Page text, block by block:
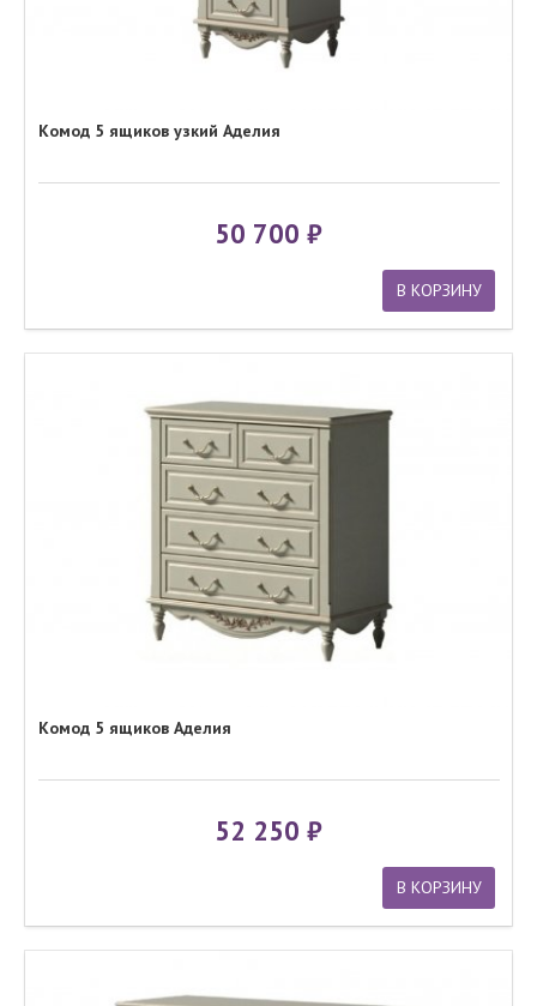
Комод 5 ящиков узкий Аделия
50 700
В КОРЗИНУ
Комод 5 ящиков Аделия
52 250
В КОРЗИНУ